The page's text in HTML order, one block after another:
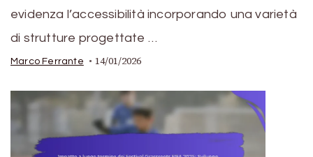
evidenza l’accessibilità incorporando una varietà
di strutture progettate …
Marco Ferrante 14/01/2026